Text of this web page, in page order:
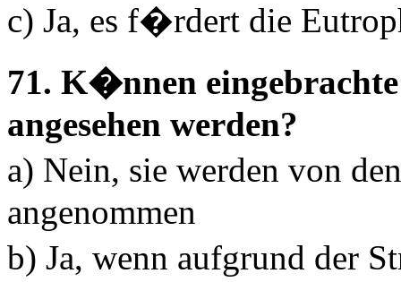
c) Ja, es f�rdert die
71. K�nnen
angesehen werden?
a) Nein, sie werden von
angenommen
b) Ja, wenn aufgrund der